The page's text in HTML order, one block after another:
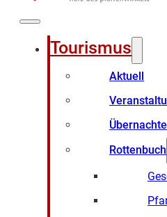
Tourismus
Aktuell
Rottenbuch